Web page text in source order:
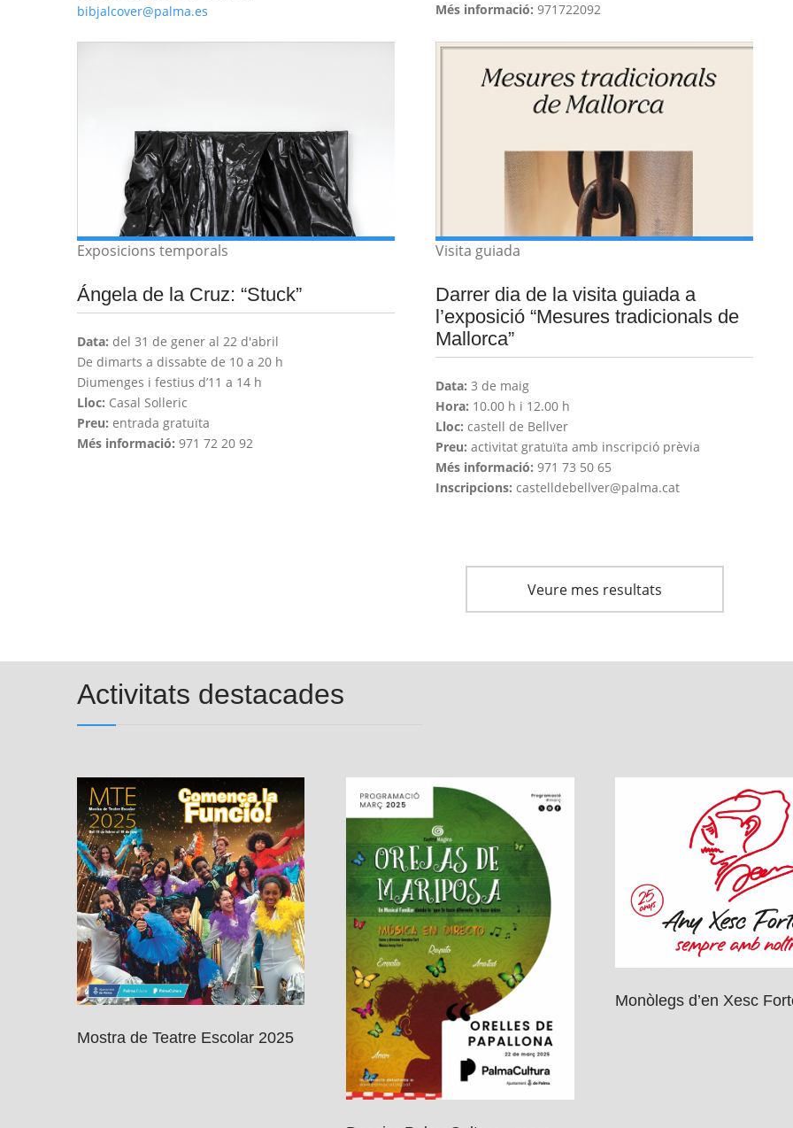
bibjalcover@palma.es
Més informació: 971722092
Exposicions temporals
Ángela de la Cruz: “Stuck”
Data: del 31 de gener al 22 d'abril
De dimarts a dissabte de 10 a 20 h
Diumenges i festius d’11 a 14 h
Lloc: Casal Solleric
Preu: entrada gratuïta
Més informació: 971 72 20 92
Visita guiada
Darrer dia de la visita guiada a
l’exposició “Mesures tradicionals de
Mallorca”
Data: 3 de maig
Hora: 10.00 h i 12.00 h
Lloc: castell de Bellver
Preu: activitat gratuïta amb inscripció prèvia
Més informació: 971 73 50 65
Inscripcions: castelldebellver@palma.cat
Veure mes resultats
Activitats destacades
Mostra de Teatre Escolar 2025
Monòlegs d’en Xesc